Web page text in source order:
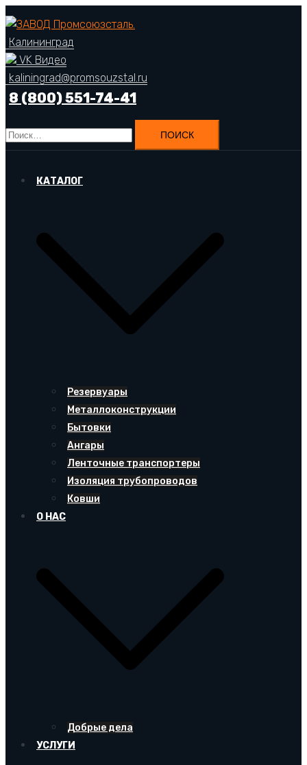
Перейти
к
содержимому
Калининград
VK Видео
kaliningrad@promsouzstal.ru
8 (800) 551-74-41
Найти:
КАТАЛОГ
Резервуары
Металлоконструкции
Бытовки
Ангары
Ленточные транспортеры
Изоляция трубопроводов
Ковши
О НАС
Добрые дела
УСЛУГИ